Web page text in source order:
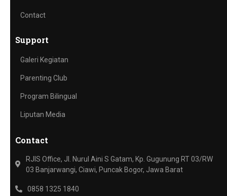
Contact
Support
Galeri Kegiatan
Parenting Club
Program Bilingual
Liputan Media
Contact
RJIS Office, Jl. Nurul Aini S Gatam, Kp. Gugunung RT 03/RW
03 Banjarwangi, Ciawi, Puncak Bogor, Jawa Barat
0858 1325 1840